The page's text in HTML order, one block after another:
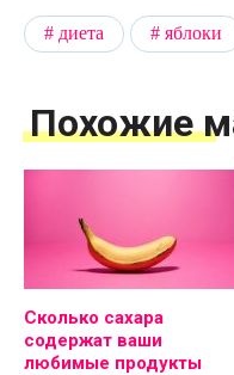
диета яблоки
Похожие
Сколько сахара
содержат ваши
любимые продукты